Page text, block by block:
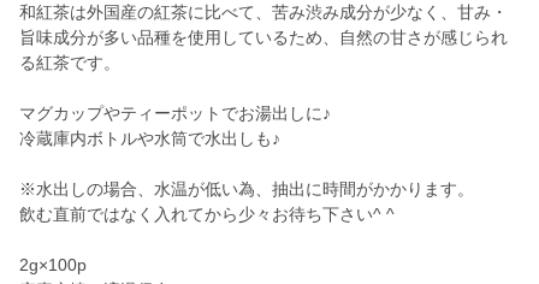
和紅茶は外国産の紅茶に比べて、苦み渋み成分が少なく、甘み・
旨味成分が多い品種を使用しているため、自然の甘さが感じられ
る紅茶です。
マグカップやティーポットでお湯出しに♪
冷蔵庫内ボトルや水筒で水出しも♪
※水出しの場合、水温が低い為、抽出に時間がかかります。
飲む直前ではなく入れてから少々お待ち下さい^ ^
2g×100p